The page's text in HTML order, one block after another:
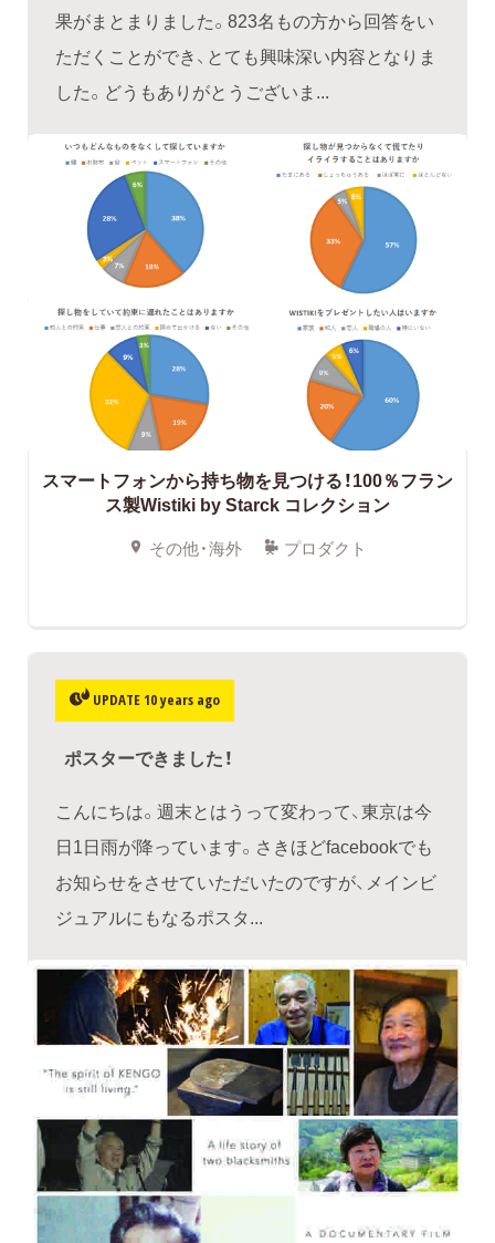
果がまとまりました。823名もの方から回答をい
ただくことができ、とても興味深い内容となりま
した。どうもありがとうございま...
スマートフォンから持ち物を見つける！100％フラン
ス製Wistiki by Starck コレクション
その他・海外 プロダクト
UPDATE 10 years ago
ポスターできました！
こんにちは。週末とはうって変わって、東京は今
日1日雨が降っています。さきほどfacebookでも
お知らせをさせていただいたのですが、メインビ
ジュアルにもなるポスタ...